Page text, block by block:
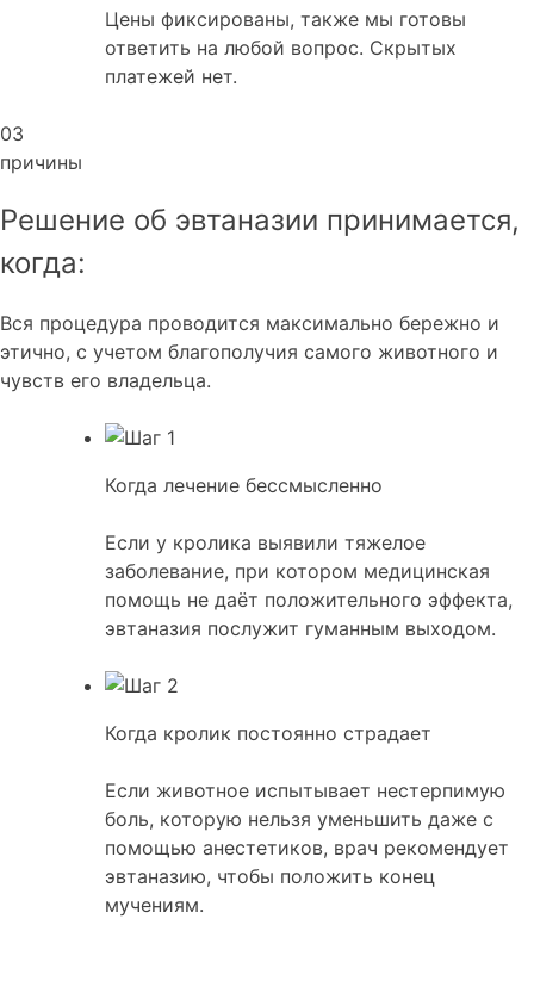
Цены фиксированы, также мы готовы
ответить на любой вопрос. Скрытых
платежей нет.
03
причины
Решение об эвтаназии принимается,
когда:
Вся процедура проводится максимально бережно и
этично, с учетом благополучия самого животного и
чувств его владельца.
Когда лечение бессмысленно
Если у кролика выявили тяжелое
заболевание, при котором медицинская
помощь не даёт положительного эффекта,
эвтаназия послужит гуманным выходом.
Когда кролик постоянно страдает
Если животное испытывает нестерпимую
боль, которую нельзя уменьшить даже с
помощью анестетиков, врач рекомендует
эвтаназию, чтобы положить конец
мучениям.